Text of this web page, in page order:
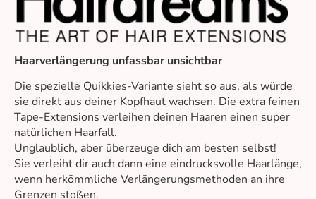
Haarverlängerung unfassbar unsichtbar
Die spezielle Quikkies-Variante sieht so aus, als würde
sie direkt aus deiner Kopfhaut wachsen. Die extra feinen
Tape-Extensions verleihen deinen Haaren einen super
natürlichen Haarfall.
Unglaublich, aber überzeuge dich am besten selbst!
Sie verleiht dir auch dann eine eindrucksvolle Haarlänge,
wenn herkömmliche Verlängerungsmethoden an ihre
Grenzen stoßen.